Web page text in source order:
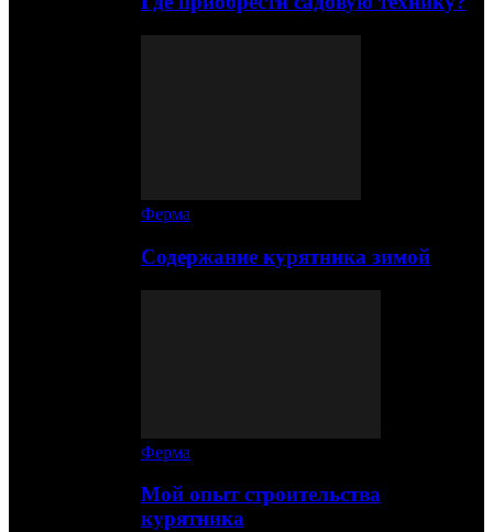
Ферма
Содержание курятника зимой
Ферма
Мой опыт строительства
курятника